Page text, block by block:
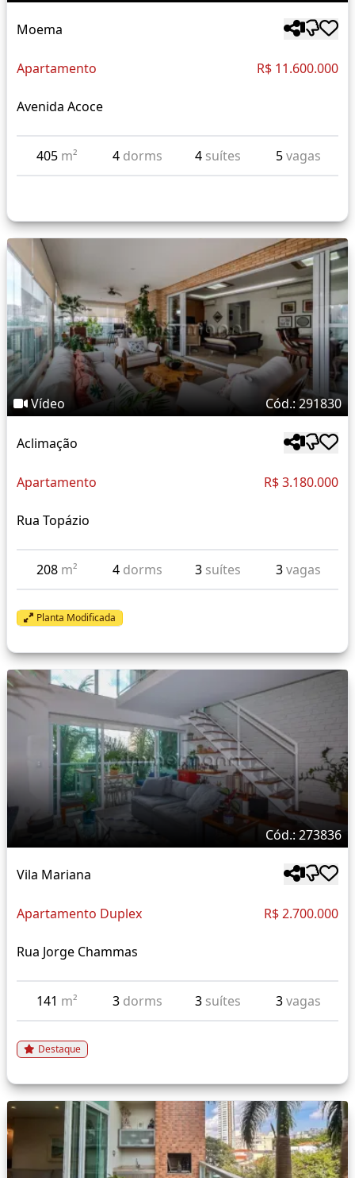
Moema
Apartamento R$ 11.600.000
Avenida Acoce
405 m² 4 dorms 4 suítes 5vagas
Vídeo Cód.: 291830
Aclimação
Apartamento R$ 3.180.000
Rua Topázio
208 m² 4 dorms 3 suítes 3vagas
Planta Modificada
Cód.: 273836
Vila Mariana
Apartamento Duplex R$ 2.700.000
Rua Jorge Chammas
141 m² 3 dorms 3 suítes 3vagas
Destaque